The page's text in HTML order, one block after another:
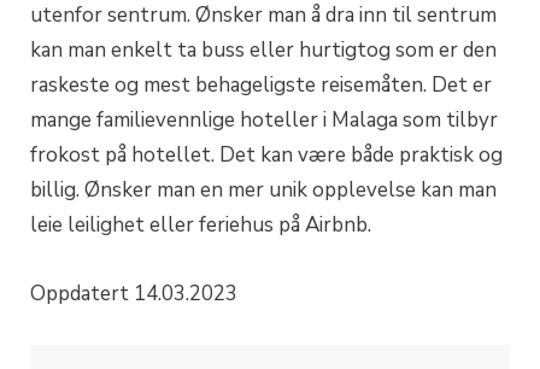
utenfor sentrum. Ønsker man å dra inn til sentrum
kan man enkelt ta buss eller hurtigtog som er den
raskeste og mest behageligste reisemåten. Det er
mange familievennlige hoteller i Malaga som tilbyr
frokost på hotellet. Det kan være både praktisk og
billig. Ønsker man en mer unik opplevelse kan man
leie leilighet eller feriehus på Airbnb.
Oppdatert 14.03.2023